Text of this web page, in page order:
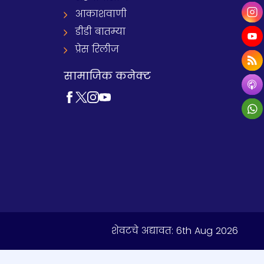
आकाशवाणी
डीडी बातम्या
प्रेस रिलीज
सामाजिक कनेक्ट
शेवटचे अद्यावत: 6th Aug 2026